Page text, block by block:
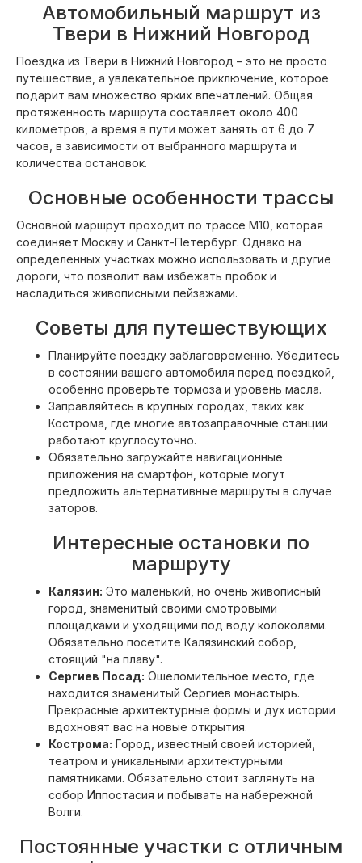
Автомобильный маршрут из
Твери в Нижний Новгород
Поездка из Твери в Нижний Новгород – это не просто
путешествие, а увлекательное приключение, которое
подарит вам множество ярких впечатлений. Общая
протяженность маршрута составляет около 400
километров, а время в пути может занять от 6 до 7
часов, в зависимости от выбранного маршрута и
количества остановок.
Основные особенности трассы
Основной маршрут проходит по трассе М10, которая
соединяет Москву и Санкт-Петербург. Однако на
определенных участках можно использовать и другие
дороги, что позволит вам избежать пробок и
насладиться живописными пейзажами.
Советы для путешествующих
Планируйте поездку заблаговременно. Убедитесь
в состоянии вашего автомобиля перед поездкой,
особенно проверьте тормоза и уровень масла.
Заправляйтесь в крупных городах, таких как
Кострома, где многие автозаправочные станции
работают круглосуточно.
Обязательно загружайте навигационные
приложения на смартфон, которые могут
предложить альтернативные маршруты в случае
заторов.
Интересные остановки по
маршруту
Калязин: Это маленький, но очень живописный
город, знаменитый своими смотровыми
площадками и уходящими под воду колоколами.
Обязательно посетите Калязинский собор,
стоящий "на плаву".
Сергиев Посад: Ошеломительное место, где
находится знаменитый Сергиев монастырь.
Прекрасные архитектурные формы и дух истории
вдохновят вас на новые открытия.
Кострома: Город, известный своей историей,
театром и уникальными архитектурными
памятниками. Обязательно стоит заглянуть на
собор Иппостасия и побывать на набережной
Волги.
Постоянные участки с отличным